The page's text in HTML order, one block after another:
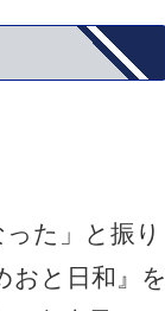
た」と振り
おと日和』を